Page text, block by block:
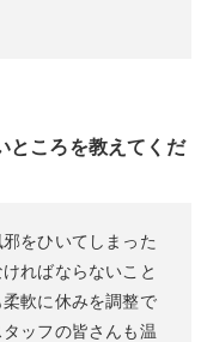
ところを教えてくだ
をひいてしまった
ればならないこと
軟に休みを調整で
ッフの皆さんも温